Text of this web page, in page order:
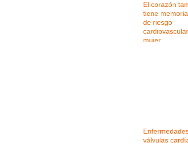
El corazón
tiene
de riesgo
mujer
válvulas